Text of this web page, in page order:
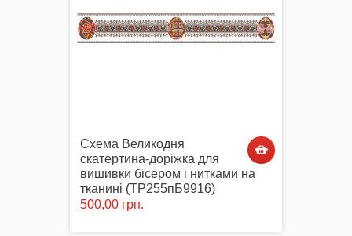
Схема Великодня
скатертина-доріжка для
вишивки бісером і нитками на
тканині (ТР255пБ9916)
500,00 грн.